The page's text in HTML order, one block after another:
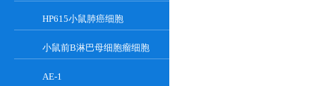
HP615小鼠肺癌细胞
小鼠前B淋巴母细胞瘤细胞
AE-1